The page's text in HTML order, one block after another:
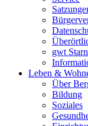
gwt
Leben &
Über
Bildung
Soziales